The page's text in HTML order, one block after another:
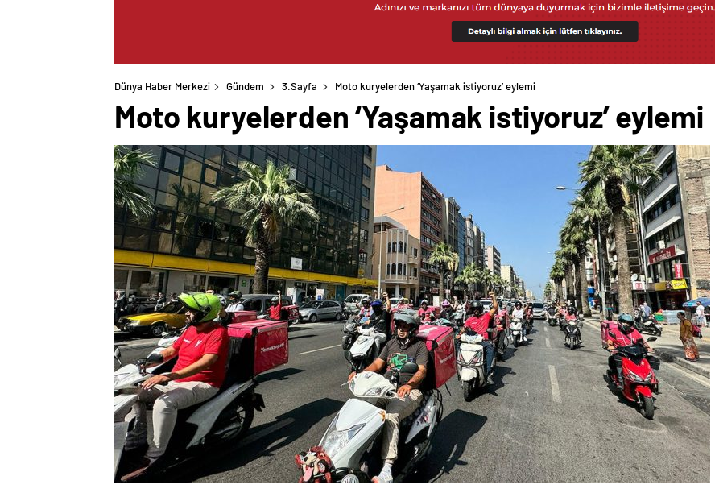
Dünya Haber Merkezi Gündem 3.Sayfa Moto kuryelerden ‘Yaşamak istiyoruz’ eylemi
Moto kuryelerden ‘Yaşamak istiyoruz’ eylemi